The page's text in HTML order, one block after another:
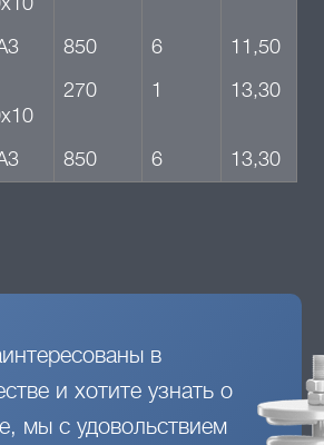
850 6
11,50
270 1 13,30
850 6 13,30
в
и хотите узнать о
мы с удовольствием